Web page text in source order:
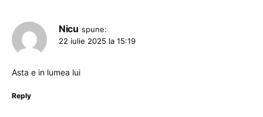
Nicu spune:
22 iulie 2025 la 15:19
Asta e in lumea lui
Reply